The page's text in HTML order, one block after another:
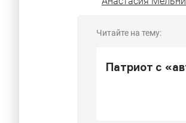
Читайте на тему:
Патриот с